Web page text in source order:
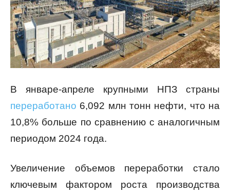
В январе-апреле крупными НПЗ страны
переработано 6,092 млн тонн нефти, что на
10,8% больше по сравнению с аналогичным
периодом 2024 года.
Увеличение объемов переработки стало
ключевым фактором роста производства